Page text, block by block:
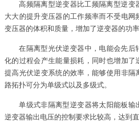
高频隔离型逆变器比工频隔离型逆变
大大的提升变压器的工作频率而不受电网
变压器的体积和质量，增加了逆变器的功率
在隔离型光伏逆变器中，电能会先后
化的过程会产生能量损耗，同时也增加了
提高光伏逆变系统的效率，能够使用非隔
路拓扑可分为单级式以及多级式。
单级式非隔离型逆变器将太阳能板输
逆变器输出电压的控制要求比较高，达到